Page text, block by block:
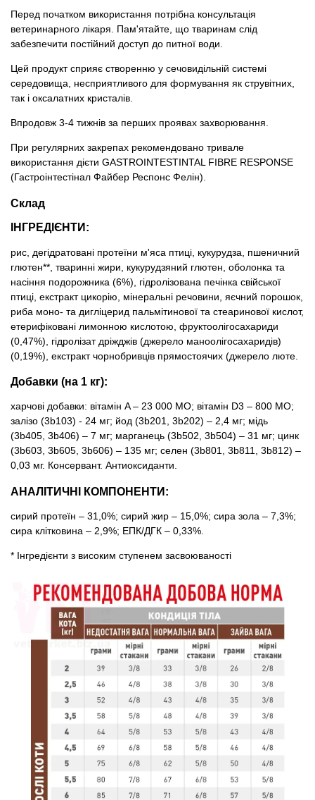
Перед початком використання потрібна консультація
ветеринарного лікаря. Пам'ятайте, що тваринам слід
забезпечити постійний доступ до питної води.
Цей продукт сприяє створенню у сечовидільній системі
середовища, несприятливого для формування як струвітних,
так і оксалатних кристалів.
Впродовж 3-4 тижнів за перших проявах захворювання.
При регулярних закрепах рекомендовано тривале
використання дієти GASTROINTESTINTAL FIBRE RESPONSE
(Гастроінтестінал Файбер Респонс Фелін).
Склад
ІНГРЕДІЄНТИ:
рис, дегідратовані протеїни м'яса птиці, кукурудза, пшеничний
глютен**, тваринні жири, кукурудзяний глютен, оболонка та
насіння подорожника (6%), гідролізована печінка свiйської
птиці, екстракт цикорію, мінеральні речовини, яєчний порошок,
риба моно- та дигліцерид пальмітинової та стеаринової кислот,
етерифіковані лимонною кислотою, фруктоолiгосахариди
(0,47%), гідролізат дріжджів (джерело маноолігосахаридів)
(0,19%), екстракт чорнобривців прямостоячих (джерело люте.
Добавки (на 1 кг):
харчові добавки: вітамін A – 23 000 MO; вітамін D3 – 800 MO;
залізо (3b103) - 24 мг; йод (3b201, 3b202) – 2,4 мг; мiдь
(3b405, 3b406) – 7 мг; марганець (3b502, 3b504) – 31 мг; цинк
(3b603, 3b605, 3b606) – 135 мг; селен (3b801, 3b811, 3b812) –
0,03 мг. Консервант. Антиоксиданти.
АНАЛІТИЧНІ КОМПОНЕНТИ:
сирий протеїн – 31,0%; сирий жир – 15,0%; сира зола – 7,3%;
сира клітковина – 2,9%; ЕПК/ДГК – 0,33%.
* Інгредієнти з високим ступенем засвоюваності